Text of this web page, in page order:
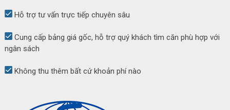
Hỗ trợ tư vấn trực tiếp chuyên sâu
Cung cấp bảng giá gốc, hỗ trợ quý khách tìm căn phù hợp với
ngân sách
Không thu thêm bất cứ khoản phí nào